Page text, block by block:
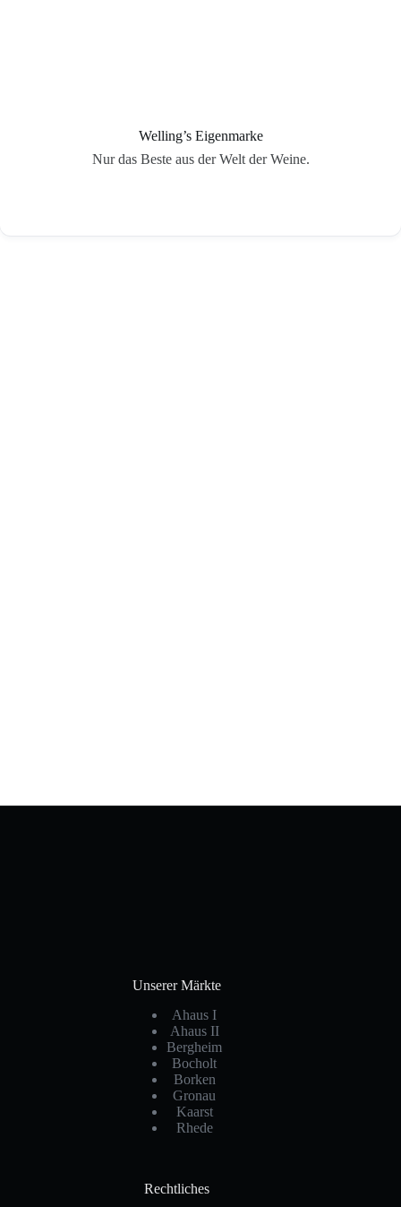
Welling’s Eigenmarke
Nur das Beste aus der Welt der Weine.
Unserer Märkte
Ahaus I
Ahaus II
Bergheim
Bocholt
Borken
Gronau
Kaarst
Rhede
Rechtliches